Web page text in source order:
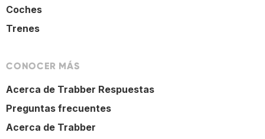
Coches
Trenes
CONOCER MÁS
Acerca de Trabber Respuestas
Preguntas frecuentes
Acerca de Trabber